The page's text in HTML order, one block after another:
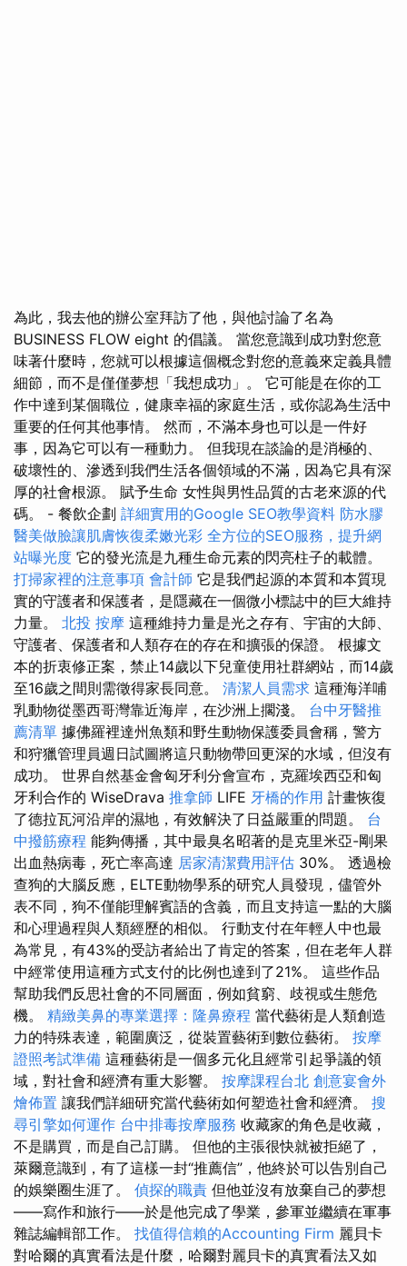
為此，我去他的辦公室拜訪了他，與他討論了名為
BUSINESS FLOW eight 的倡議。 當您意識到成功對您意
味著什麼時，您就可以根據這個概念對您的意義來定義具體
細節，而不是僅僅夢想「我想成功」。 它可能是在你的工
作中達到某個職位，健康幸福的家庭生活，或你認為生活中
重要的任何其他事情。 然而，不滿本身也可以是一件好
事，因為它可以有一種動力。 但我現在談論的是消極的、
破壞性的、滲透到我們生活各個領域的不滿，因為它具有深
厚的社會根源。 賦予生命 女性與男性品質的古老來源的代
碼。 - 餐飲企劃 詳細實用的Google SEO教學資料 防水膠
醫美做臉讓肌膚恢復柔嫩光彩 全方位的SEO服務，提升網
站曝光度 它的發光流是九種生命元素的閃亮柱子的載體。
打掃家裡的注意事項 會計師 它是我們起源的本質和本質現
實的守護者和保護者，是隱藏在一個微小標誌中的巨大維持
力量。 北投 按摩 這種維持力量是光之存有、宇宙的大師、
守護者、保護者和人類存在的存在和擴張的保證。 根據文
本的折衷修正案，禁止14歲以下兒童使用社群網站，而14歲
至16歲之間則需徵得家長同意。 清潔人員需求 這種海洋哺
乳動物從墨西哥灣靠近海岸，在沙洲上擱淺。 台中牙醫推
薦清單 據佛羅裡達州魚類和野生動物保護委員會稱，警方
和狩獵管理員週日試圖將這只動物帶回更深的水域，但沒有
成功。 世界自然基金會匈牙利分會宣布，克羅埃西亞和匈
牙利合作的 WiseDrava 推拿師 LIFE 牙橋的作用 計畫恢復
了德拉瓦河沿岸的濕地，有效解決了日益嚴重的問題。 台
中撥筋療程 能夠傳播，其中最臭名昭著的是克里米亞-剛果
出血熱病毒，死亡率高達 居家清潔費用評估 30%。 透過檢
查狗的大腦反應，ELTE動物學系的研究人員發現，儘管外
表不同，狗不僅能理解賓語的含義，而且支持這一點的大腦
和心理過程與人類經歷的相似。 行動支付在年輕人中也最
為常見，有43%的受訪者給出了肯定的答案，但在老年人群
中經常使用這種方式支付的比例也達到了21%。 這些作品
幫助我們反思社會的不同層面，例如貧窮、歧視或生態危
機。 精緻美鼻的專業選擇：隆鼻療程 當代藝術是人類創造
力的特殊表達，範圍廣泛，從裝置藝術到數位藝術。 按摩
證照考試準備 這種藝術是一個多元化且經常引起爭議的領
域，對社會和經濟有重大影響。 按摩課程台北 創意宴會外
燴佈置 讓我們詳細研究當代藝術如何塑造社會和經濟。 搜
尋引擎如何運作 台中排毒按摩服務 收藏家的角色是收藏，
不是購買，而是自己訂購。 但他的主張很快就被拒絕了，
萊爾意識到，有了這樣一封“推薦信”，他終於可以告別自己
的娛樂圈生涯了。 偵探的職責 但他並沒有放棄自己的夢想
——寫作和旅行——於是他完成了學業，參軍並繼續在軍事
雜誌編輯部工作。 找值得信賴的Accounting Firm 麗貝卡
對哈爾的真實看法是什麼，哈爾對麗貝卡的真實看法又如